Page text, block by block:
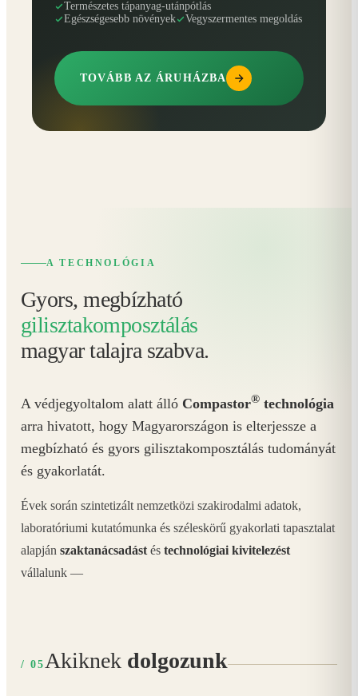
Természetes tápanyag-utánpótlás
Egészségesebb növények
Vegyszermentes megoldás
TOVÁBB AZ ÁRUHÁZBA
A TECHNOLÓGIA
Gyors, megbízható
gilisztakomposztálás
magyar talajra szabva.
A védjegyoltalom alatt álló Compastor® technológia
arra hivatott, hogy Magyarországon is elterjessze a
megbízható és gyors gilisztakomposztálás tudományát
és gyakorlatát.
Évek során szintetizált nemzetközi szakirodalmi adatok,
laboratóriumi kutatómunka és széleskörű gyakorlati tapasztalat
alapján szaktanácsadást és technológiai kivitelezést
vállalunk —
/ 05 Akiknek dolgozunk